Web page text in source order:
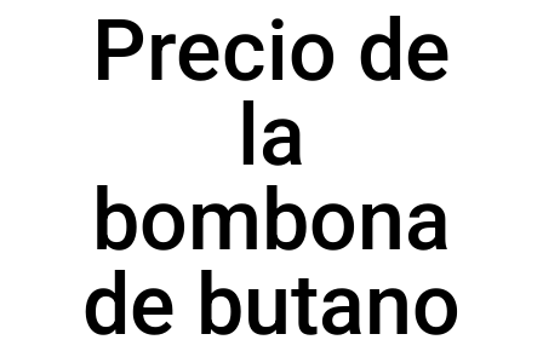
Precio de
la
bombona
de butano